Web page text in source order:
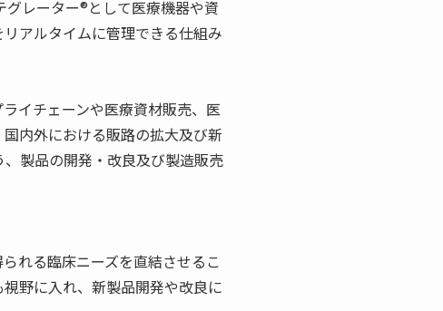
レーター®として医療機器や資
アルタイムに管理できる仕組み
イチェーンや医療資材販売、医
内外における販路の拡大及び新
製品の開発・改良及び製造販売
れる臨床ニーズを直結させるこ
野に入れ、新製品開発や改良に